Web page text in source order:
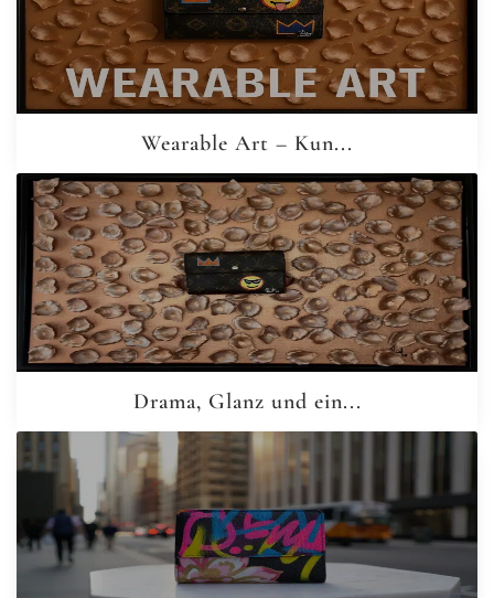
Wearable Art – Kun...
Drama, Glanz und ein...